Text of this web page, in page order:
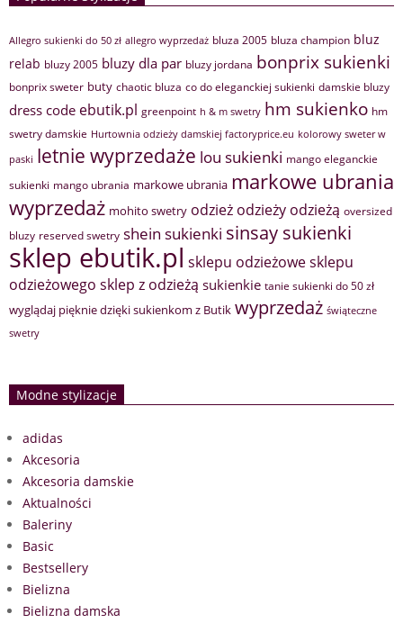
Allegro sukienki do 50 zł allegro wyprzedaż bluza 2005 bluza champion bluz
relab bluzy 2005 bluzy dla par bluzy jordana bonprix sukienki
bonprix sweter buty chaotic bluza co do eleganckiej sukienki damskie bluzy
dress code ebutik.pl greenpoint h & m swetry hm sukienko hm
swetry damskie Hurtownia odzieży damskiej factoryprice.eu kolorowy sweter w
paski letnie wyprzedaże lou sukienki mango eleganckie
sukienki mango ubrania markowe ubrania markowe ubrania
wyprzedaż mohito swetry odzież odzieży odzieżą oversized
bluzy reserved swetry shein sukienki sinsay sukienki
sklep ebutik.pl sklepu odzieżowesklepu
odzieżowego sklep z odzieżą sukienkie tanie sukienki do 50 zł
wyglądaj pięknie dzięki sukienkom z Butik wyprzedaż świąteczne
swetry
Modne stylizacje
adidas
Akcesoria
Akcesoria damskie
Aktualności
Baleriny
Basic
Bestsellery
Bielizna
Bielizna damska